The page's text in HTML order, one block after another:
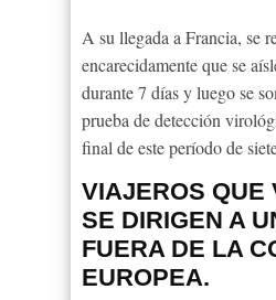
A su llegada a Francia, se
encarecidamente que se
durante 7 días y luego se
prueba de detección
final de este período de
VIAJEROS QUE
SE DIRIGEN A
FUERA DE LA
EUROPEA.